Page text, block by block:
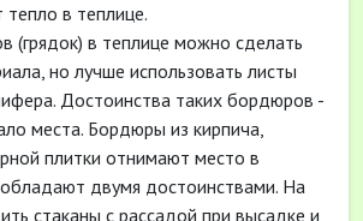
тепло в теплице.
(грядок) в теплице можно сделать
но лучше использовать листы
Достоинства таких бордюров -
места. Бордюры из кирпича,
плитки отнимают место в
двумя достоинствами. На
стаканы с рассадой при высадке и